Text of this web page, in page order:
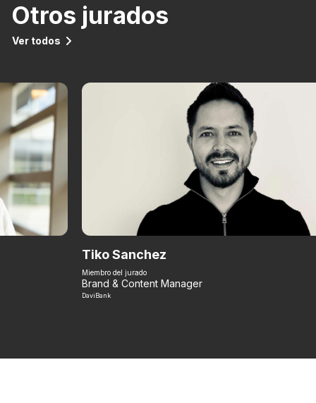
Otros jurados
Ver todos
Tiko Sanchez
Miembro del jurado
Brand & Content Manager
DaviBank